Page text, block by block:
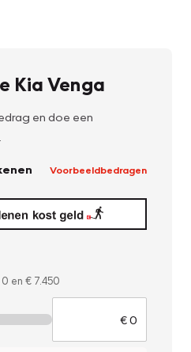
Kia Venga
en doe een
Voorbeeldbedragen
0 en € 7.450